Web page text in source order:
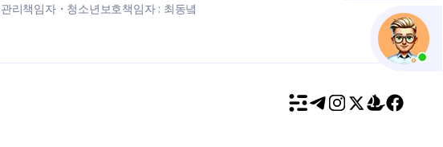
리책임자・청소년보호책임자 : 최동녘